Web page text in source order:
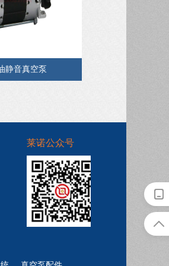
静音真空泵
莱诺公众号